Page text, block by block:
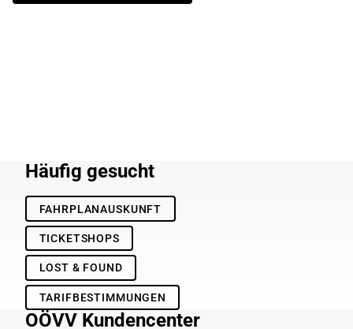
Häufig gesucht
FAHRPLANAUSKUNFT
TICKETSHOPS
LOST & FOUND
TARIFBESTIMMUNGEN
OÖVV Kundencenter